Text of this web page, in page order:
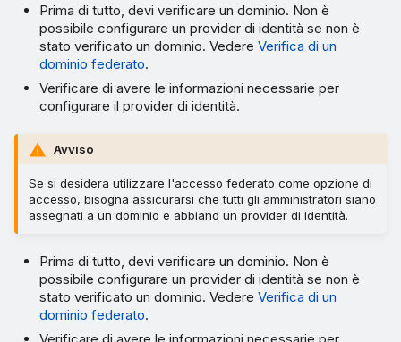
Prima di tutto, devi verificare un dominio. Non è
possibile configurare un provider di identità se non è
stato verificato un dominio. VedereVerifica di un
dominio federato.
Verificare di avere le informazioni necessarie per
configurare il provider di identità.
Avviso
Se si desidera utilizzare l'accesso federato come opzione di
accesso, bisogna assicurarsi che tutti gli amministratori siano
assegnati a un dominio e abbiano un provider di identità.
Prima di tutto, devi verificare un dominio. Non è
possibile configurare un provider di identità se non è
stato verificato un dominio. VedereVerifica di un
dominio federato.